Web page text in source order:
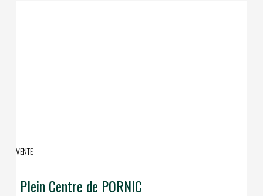
VENTE
Plein Centre de PORNIC